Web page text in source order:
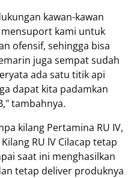
kawan-kawan
kami untuk
ofensif, sehingga bisa
juga sempat sudah
ada satu titik api
dapat kita padamkan
tambahnya.
kilang Pertamina RU IV,
RU lV Cilacap tetap
saat ini menghasilkan
tetap deliver produknya